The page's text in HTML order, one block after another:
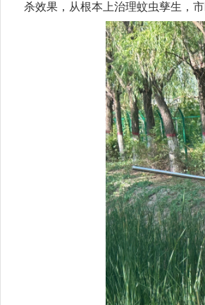
杀效果，从根本上治理蚊虫孳生，